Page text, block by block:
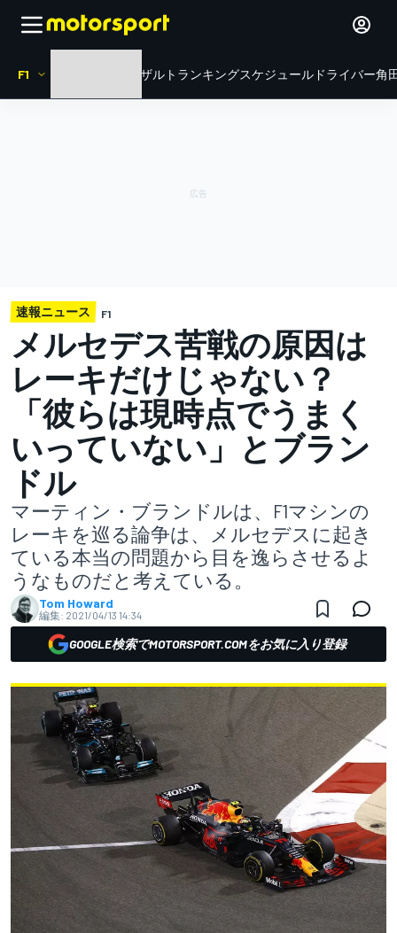
F1 リザルト ランキングスケジュール ドライバー角
速報ニュース F1
メルセデス苦戦の原因は
レーキだけじゃない？
「彼らは現時点でうまく
いっていない」とブラン
ドル
マーティン・ブランドルは、F1マシンの
レーキを巡る論争は、メルセデスに起き
ている本当の問題から目を逸らさせるよ
うなものだと考えている。
Tom Howard
編集: 2021/04/13 14:34
GOOGLE検索でMOTORSPORT.COMをお気に入り登録